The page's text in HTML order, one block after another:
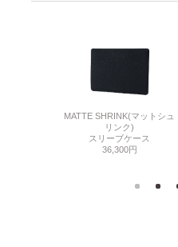
MATTE SHRINK(マットシュ
リンク)
スリーブケース
36,300円